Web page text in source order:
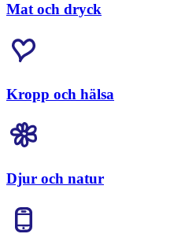
Mat och dryck
Kropp och hälsa
Djur och natur